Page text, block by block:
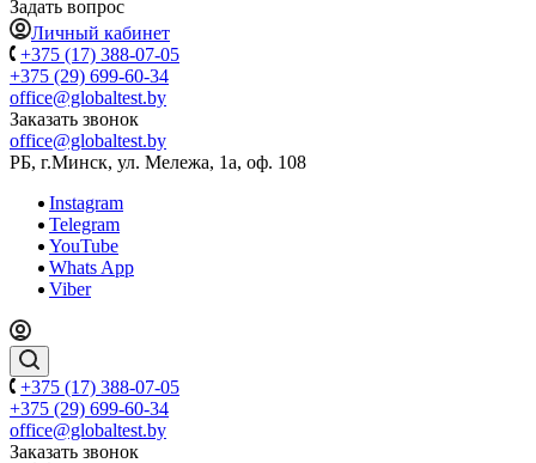
Задать вопрос
Личный кабинет
+375 (17) 388-07-05
+375 (29) 699-60-34
office@globaltest.by
Заказать звонок
office@globaltest.by
РБ, г.Минск, ул. Мележа, 1а, оф. 108
Instagram
Telegram
YouTube
Whats App
Viber
+375 (17) 388-07-05
+375 (29) 699-60-34
office@globaltest.by
Заказать звонок